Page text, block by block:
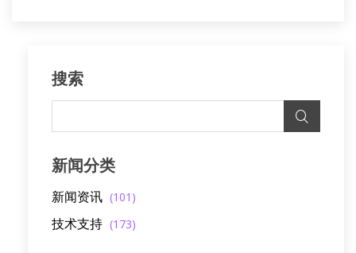
搜索
新闻分类
新闻资讯 (101)
技术支持 (173)